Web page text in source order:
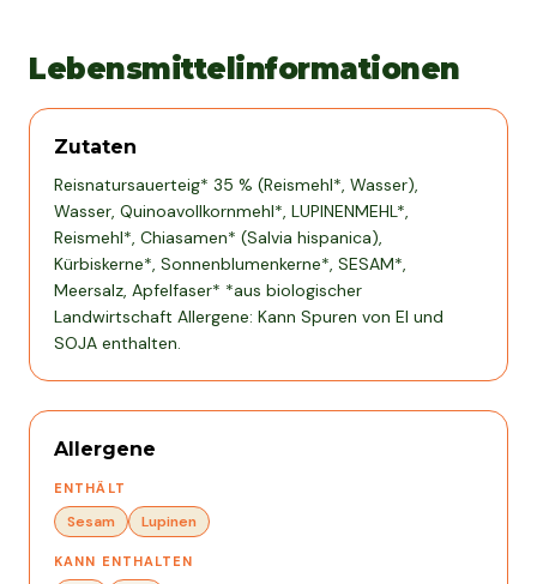
Lebensmittelinformationen
Zutaten
Reisnatursauerteig* 35 % (Reismehl*, Wasser),
Wasser, Quinoavollkornmehl*, LUPINENMEHL*,
Reismehl*, Chiasamen* (Salvia hispanica),
Kürbiskerne*, Sonnenblumenkerne*, SESAM*,
Meersalz, Apfelfaser* *aus biologischer
Landwirtschaft Allergene: Kann Spuren von EI und
SOJA enthalten.
Allergene
ENTHÄLT
Sesam Lupinen
KANN ENTHALTEN